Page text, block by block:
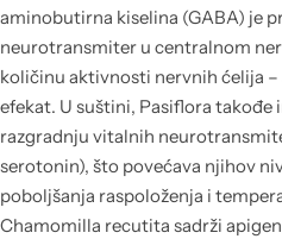
aminobutirna kiselina (GABA) je
neurotransmiter u centralnom
količinu aktivnosti nervnih ćelija
efekat. U suštini, Pasiflora takođe
razgradnju vitalnih
serotonin), što povećava njihov
poboljšanja raspoloženja i
Chamomilla recutita sadrži